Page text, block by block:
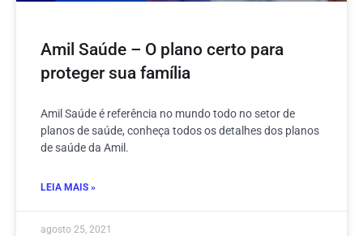
Amil Saúde – O plano certo para
proteger sua família
Amil Saúde é referência no mundo todo no setor de
planos de saúde, conheça todos os detalhes dos planos
de saúde da Amil.
LEIA MAIS »
agosto 25, 2021